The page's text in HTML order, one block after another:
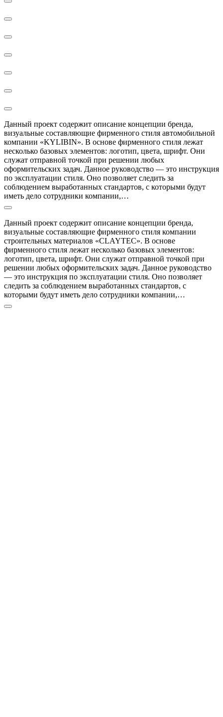
Данный проект содержит описание концепции бренда,
визуальные составляющие фирменного стиля автомобильной
компании «KYLIBIN». В основе фирменного стиля лежат
несколько базовых элементов: логотип, цвета, шрифт. Они
служат отправной точкой при решении любых
оформительских задач. Данное руководство — это инструкция
по эксплуатации стиля. Оно позволяет следить за
соблюдением выработанных стандартов, с которыми будут
иметь дело сотрудники компании,…
Данный проект содержит описание концепции бренда,
визуальные составляющие фирменного стиля компании
строительных материалов «CLAYTEC». В основе
фирменного стиля лежат несколько базовых элементов:
логотип, цвета, шрифт. Они служат отправной точкой при
решении любых оформительских задач. Данное руководство
— это инструкция по эксплуатации стиля. Оно позволяет
следить за соблюдением выработанных стандартов, с
которыми будут иметь дело сотрудники компании,…